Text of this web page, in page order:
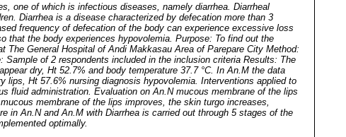
one of which is infectious diseases, namely diarrhea. Diarrheal
Diarrhea is a disease characterized by defecation more than 3
frequency of defecation of the body can experience excessive loss
the body experiences hypovolemia. Purpose: To find out the
General Hospital of Andi Makkasau Area of Parepare City Method:
of 2 respondents included in the inclusion criteria Results: The
dry, Ht 52.7% and body temperature 37.7 °C. In An.M the data
Ht 57.6% nursing diagnosis hypovolemia. Interventions applied to
fluid administration. Evaluation on An.N mucous membrane of the lips
membrane of the lips improves, the skin turgo increases,
in An.N and An.M with Diarrhea is carried out through 5 stages of the
optimally.